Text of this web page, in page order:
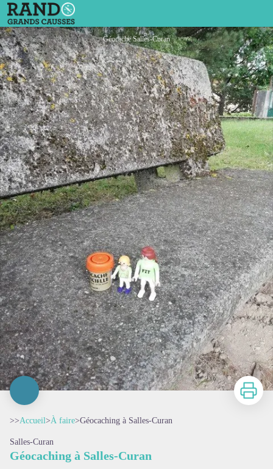
Géocaching à Salles-Curan
Géocache Salles-Curan
Imprimer
>>Accueil>À faire>Géocaching à Salles-Curan
Salles-Curan
Géocaching à Salles-Curan